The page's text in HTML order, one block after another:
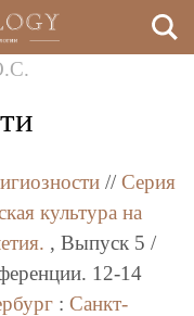
// Серия
культура на
, Выпуск 5 /
12-14
: Санкт-